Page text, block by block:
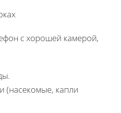
с хорошей камерой,
(насекомые, капли